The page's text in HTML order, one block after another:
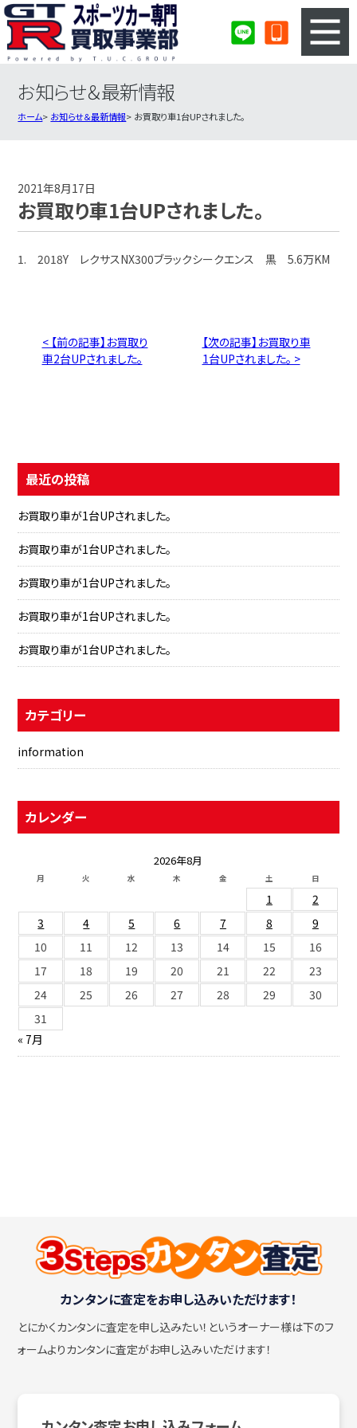
3ステップのカンタン査定
スポーツカー買取実績
お知らせ＆最新情報
ホーム お知らせ＆最新情報 お買取り車1台UPされました。
2021年8月17日
お買取り車1台UPされました。
1. 2018Y レクサスNX300ブラックシークエンス 黒 5.6万KM
< 【前の記事】お買取り
車2台UPされました。
【次の記事】お買取り車
1台UPされました。 >
最近の投稿
お買取り車が1台UPされました。
お買取り車が1台UPされました。
お買取り車が1台UPされました。
お買取り車が1台UPされました。
お買取り車が1台UPされました。
カテゴリー
information
カレンダー
2026年8月
月 火 水 木 金 土 日
1
2
3
4 5 6 7 8
9
10
11 12 13 14 15
16
17
18 19 20 21 22
23
24
25 26 27 28 29
30
31
« 7月
カンタンに査定をお申し込みいただけます！
とにかくカンタンに査定を申し込みたい！ というオーナー様は下のフ
ォームよりカンタンに査定がお申し込みいただけます！